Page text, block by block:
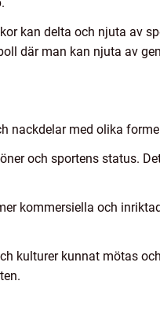
kan delta och njuta av
där man kan njuta av
nackdelar med olika
och sportens status.
kommersiella och
kulturer kunnat mötas